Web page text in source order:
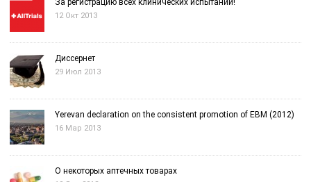
За регистрацию всех клинических испытаний!
12 Окт 2013
Диссернет
29 Июл 2013
Yerevan declaration on the consistent promotion of EBM (2012)
16 Мар 2013
О некоторых аптечных товарах